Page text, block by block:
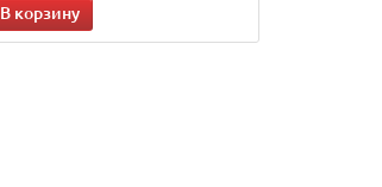
В корзину